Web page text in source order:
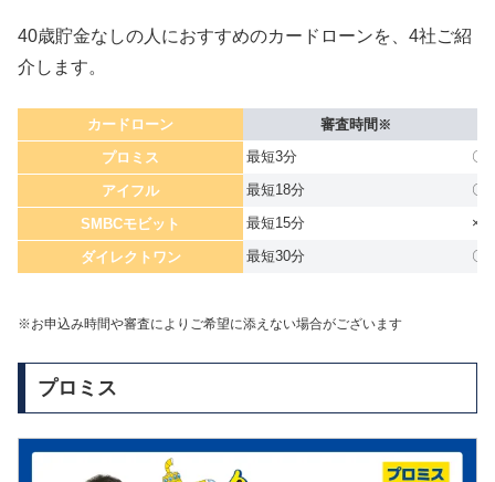
40歳貯金なしの人におすすめのカードローンを、4社ご紹
介します。
カードローン 審査時間※
プロミス 最短3分 〇
アイフル 最短18分 〇
SMBCモビット 最短15分 ×
ダイレクトワン 最短30分 〇
※お申込み時間や審査によりご希望に添えない場合がございます
プロミス